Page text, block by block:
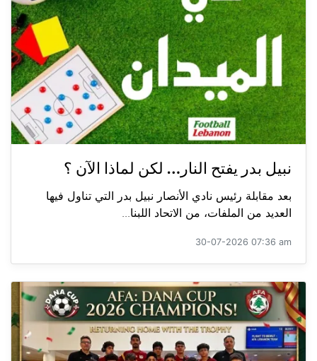
نبيل بدر يفتح النار… لكن لماذا الآن ؟
بعد مقابلة رئيس نادي الأنصار نبيل بدر التي تناول فيها
العديد من الملفات، من الاتحاد اللبنا...
30-07-2026 07:36 am